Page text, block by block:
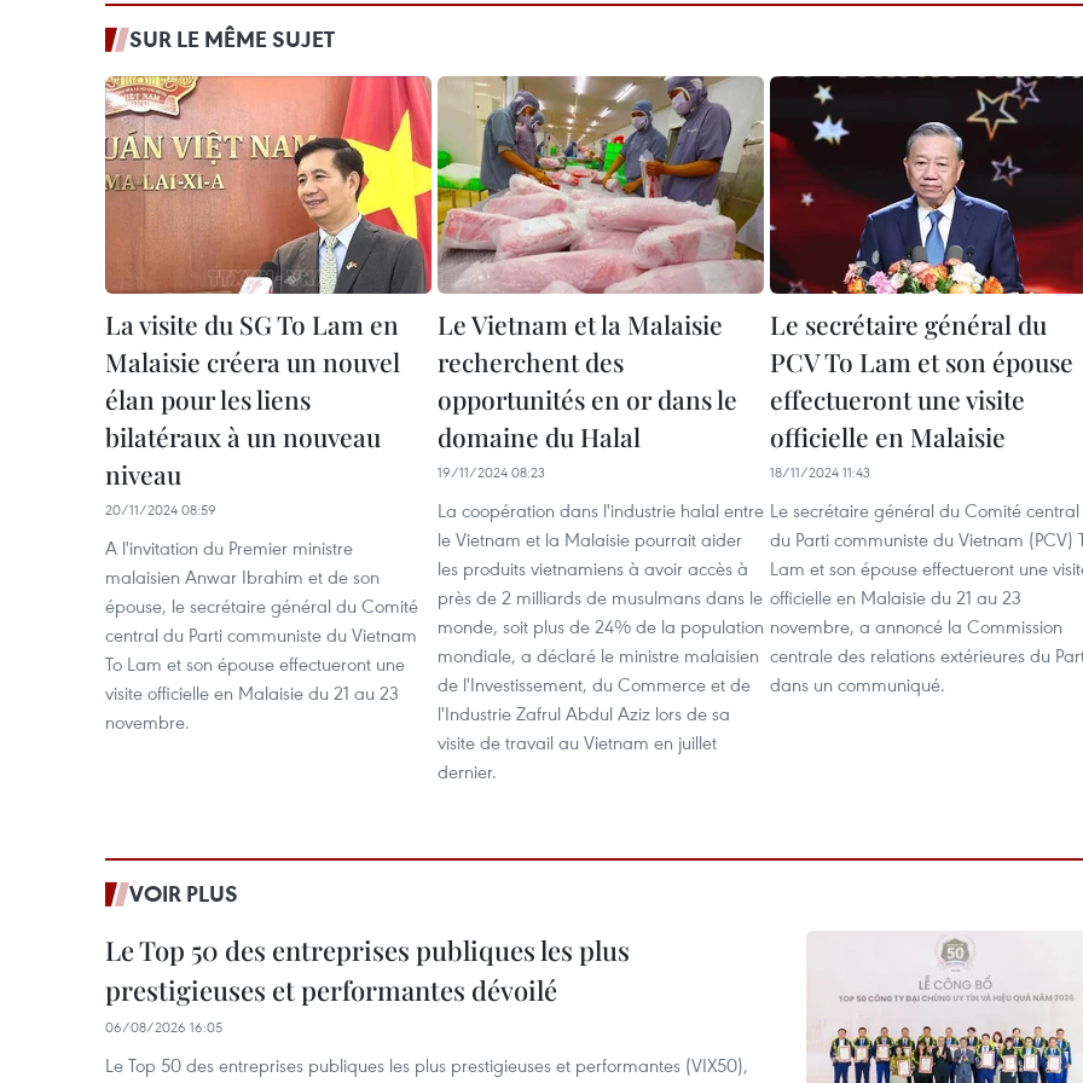
SUR LE MÊME SUJET
La visite du SG To Lam en
Malaisie créera un nouvel
élan pour les liens
bilatéraux à un nouveau
niveau
20/11/2024 08:59
A l'invitation du Premier ministre
malaisien Anwar Ibrahim et de son
épouse, le secrétaire général du Comité
central du Parti communiste du Vietnam
To Lam et son épouse effectueront une
visite officielle en Malaisie du 21 au 23
novembre.
Le Vietnam et la Malaisie
recherchent des
opportunités en or dans le
domaine du Halal
19/11/2024 08:23
La coopération dans l'industrie halal entre
le Vietnam et la Malaisie pourrait aider
les produits vietnamiens à avoir accès à
près de 2 milliards de musulmans dans le
monde, soit plus de 24% de la population
mondiale, a déclaré le ministre malaisien
de l'Investissement, du Commerce et de
l'Industrie Zafrul Abdul Aziz lors de sa
visite de travail au Vietnam en juillet
dernier.
Le secrétaire général du
PCV To Lam et son épouse
effectueront une visite
officielle en Malaisie
18/11/2024 11:43
Le secrétaire général du Comité central
du Parti communiste du Vietnam (PCV)
Lam et son épouse effectueront une
officielle en Malaisie du 21 au 23
novembre, a annoncé la Commission
centrale des relations extérieures du
dans un communiqué.
VOIR PLUS
Le Top 50 des entreprises publiques les plus
prestigieuses et performantes dévoilé
06/08/2026 16:05
Le Top 50 des entreprises publiques les plus prestigieuses et performantes (VIX50),